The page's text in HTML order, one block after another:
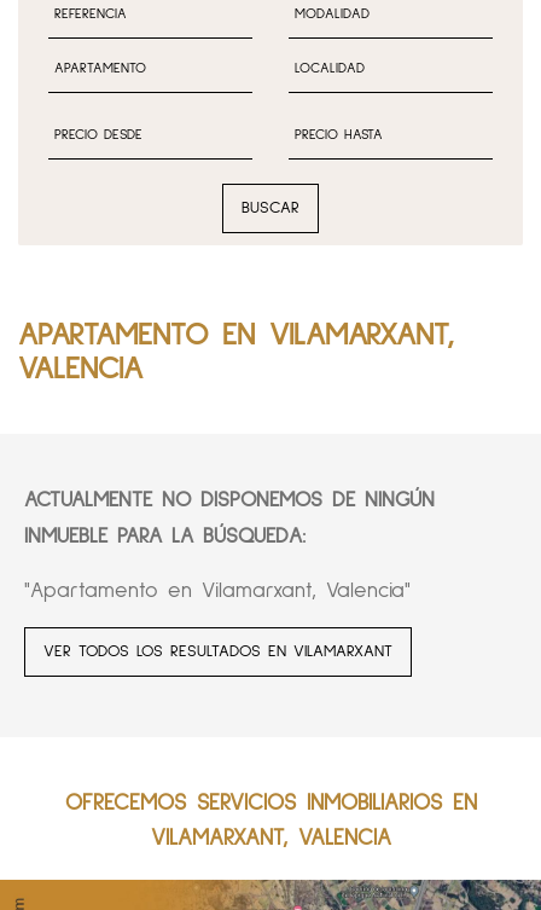
BUSCAR
APARTAMENTO EN VILAMARXANT,
VALENCIA
ACTUALMENTE NO DISPONEMOS DE NINGÚN
INMUEBLE PARA LA BÚSQUEDA:
"Apartamento en Vilamarxant, Valencia"
VER TODOS LOS RESULTADOS EN VILAMARXANT
OFRECEMOS SERVICIOS INMOBILIARIOS EN
VILAMARXANT, VALENCIA